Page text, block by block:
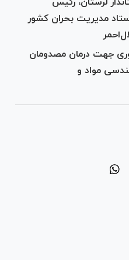
مدیریت بحران کشور
جهت درمان مصدومان
مواد و